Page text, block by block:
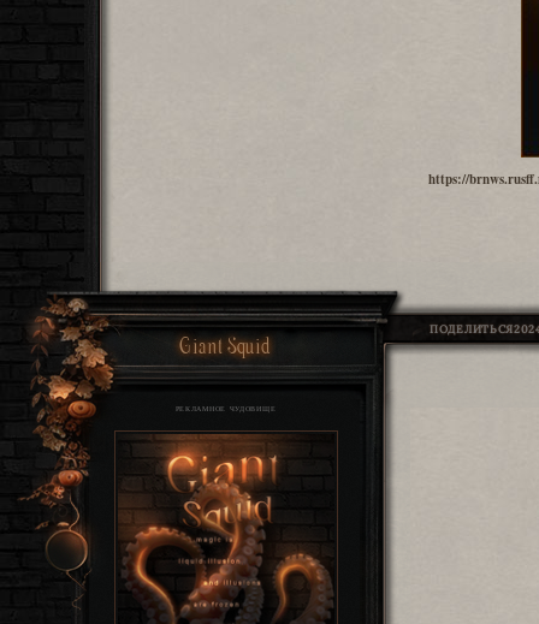
https://
ПОДЕЛИТЬСЯ
Giant Squid
РЕКЛАМНОЕ ЧУДОВИЩЕ